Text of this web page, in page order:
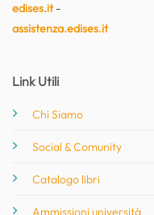
edises.it-
assistenza.edises.it
Link Utili
Chi Siamo
Social & Comunity
Catalogo libri
Ammissioni università